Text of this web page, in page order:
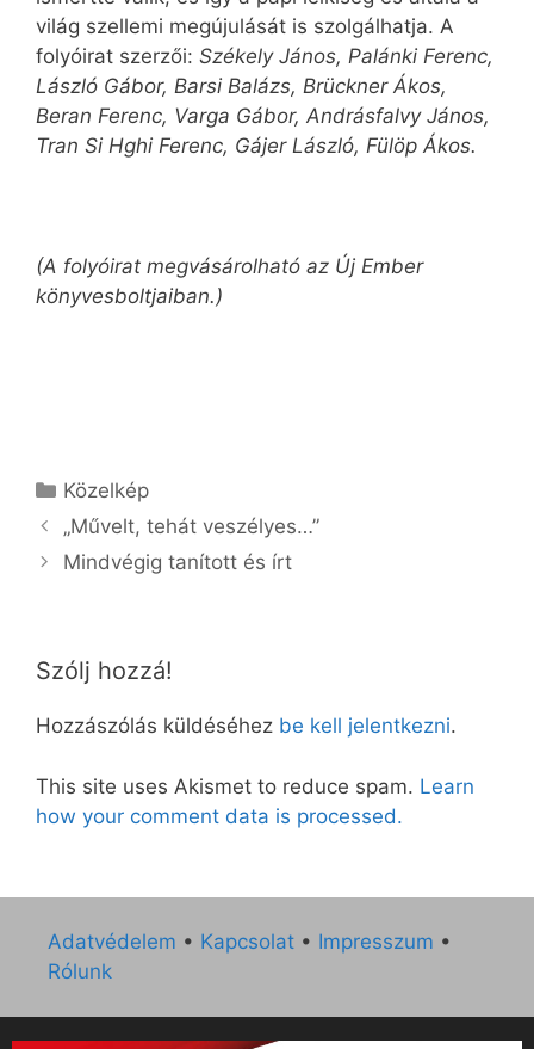
világ szellemi megújulását is szolgálhatja. A
folyóirat szerzői: Székely János, Palánki Ferenc,
László Gábor, Barsi Balázs, Brückner Ákos,
Beran Ferenc, Varga Gábor, Andrásfalvy János,
Tran Si Hghi Ferenc, Gájer László, Fülöp Ákos.
(A folyóirat megvásárolható az Új Ember
könyvesboltjaiban.)
Kategória
Közelkép
„Művelt, tehát veszélyes…”
Mindvégig tanított és írt
Szólj hozzá!
Hozzászólás küldéséhez be kell jelentkezni.
This site uses Akismet to reduce spam. Learn
how your comment data is processed.
Adatvédelem • Kapcsolat • Impresszum •
Rólunk